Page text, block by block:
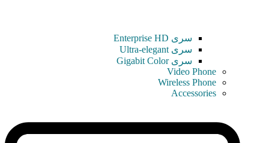
سری Enterprise HD
سری Ultra-elegant
سری Gigabit Color
Video Phone
Wireless Phone
Accessories